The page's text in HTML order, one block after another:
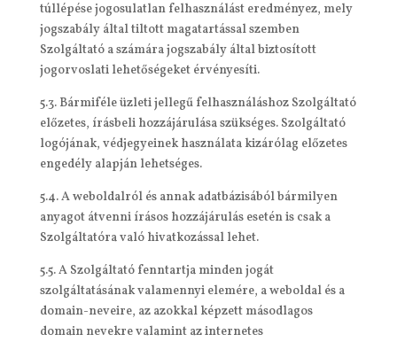
túllépése jogosulatlan felhasználást eredményez, mely
jogszabály által tiltott magatartással szemben
Szolgáltató a számára jogszabály által biztosított
jogorvoslati lehetőségeket érvényesíti.
5.3. Bármiféle üzleti jellegű felhasználáshoz Szolgáltató
előzetes, írásbeli hozzájárulása szükséges. Szolgáltató
logójának, védjegyeinek használata kizárólag előzetes
engedély alapján lehetséges.
5.4. A weboldalról és annak adatbázisából bármilyen
anyagot átvenni írásos hozzájárulás esetén is csak a
Szolgáltatóra való hivatkozással lehet.
5.5. A Szolgáltató fenntartja minden jogát
szolgáltatásának valamennyi elemére, a weboldal és a
domain-neveire, az azokkal képzett másodlagos
domain nevekre valamint az internetes